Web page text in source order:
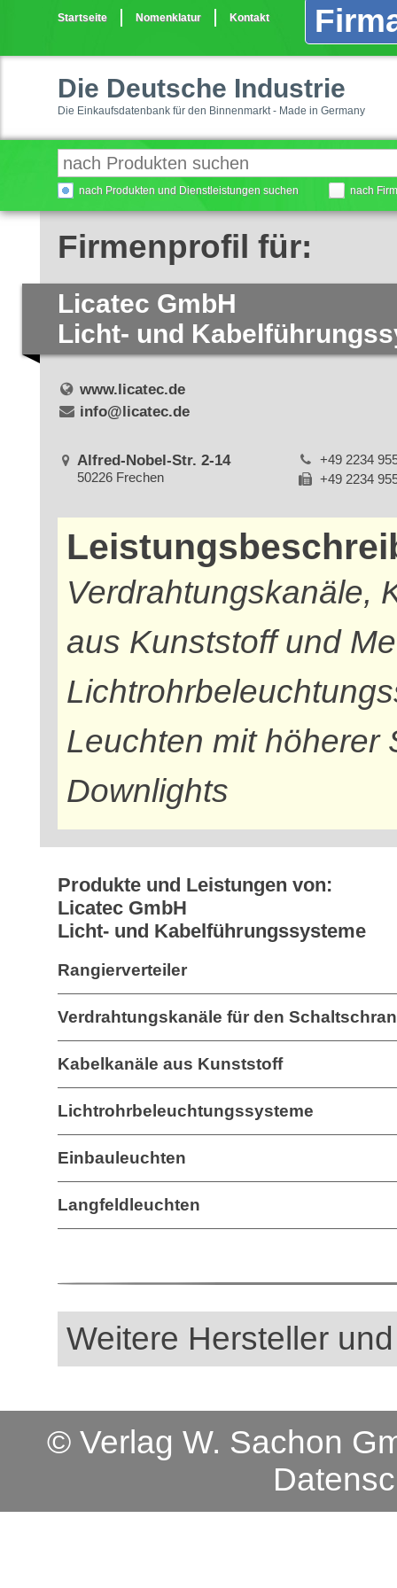
Startseite Nomenklatur Kontakt
Die Deutsche Industrie
Die Einkaufsdatenbank für den Binnenmarkt - Made in Germany
nach Produkten und Dienstleistungen suchen nach
Firmenprofil für:
Licatec GmbH
Licht- und
www.licatec.de
info@licatec.de
Alfred-Nobel-Str. 2-14
50226 Frechen
+49 2234
+49 2234
Verdrahtungskanäle,
aus Kunststoff und
Leuchten mit höherer
Downlights
Produkte und Leistungen von:
Licatec GmbH
Licht- und Kabelführungssysteme
Rangierverteiler
Verdrahtungskanäle für den
Kabelkanäle aus Kunststoff
Lichtrohrbeleuchtungssysteme
Einbauleuchten
Langfeldleuchten
Weitere Hersteller
© Verlag W. Sachon